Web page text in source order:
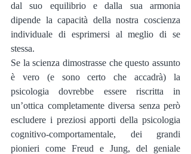
dal suo equilibrio e dalla sua armonia
dipende la capacità della nostra coscienza
individuale di esprimersi al meglio di se
stessa.
Se la scienza dimostrasse che questo assunto
è vero (e sono certo che accadrà) la
psicologia dovrebbe essere riscritta in
un’ottica completamente diversa senza però
escludere i preziosi apporti della psicologia
cognitivo-comportamentale, dei grandi
pionieri come Freud e Jung, del geniale